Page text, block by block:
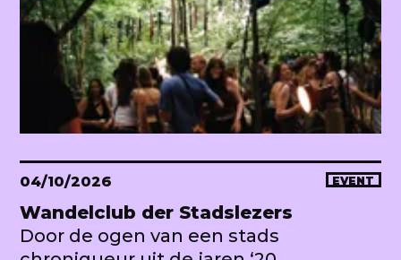
04/10/2026 EVENT
Wandelclub der Stadslezers
Door de ogen van een stads